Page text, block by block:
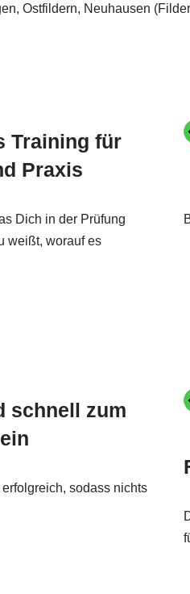
Ostfildern, Neuhausen
Training für
Praxis
Dich in der Prüfung
weißt, worauf es
schnell zum
sodass nichts